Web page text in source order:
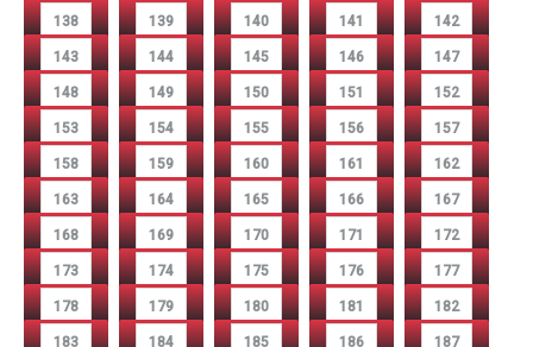
138 139 140 141 142
143 144 145 146 147
148 149 150 151 152
153 154 155 156 157
158 159 160 161 162
163 164 165 166 167
168 169 170 171 172
173 174 175 176 177
178 179 180 181 182
183 184 185 186 187